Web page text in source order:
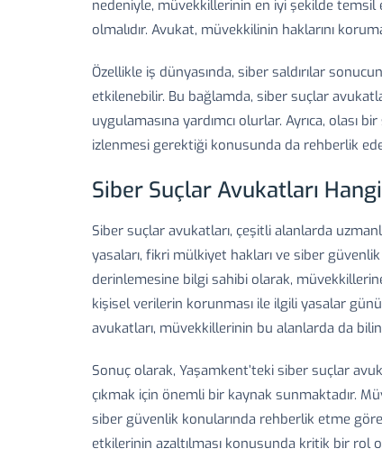
nedeniyle, müvekkillerinin en iyi şekilde
olmalıdır. Avukat, müvekkilinin haklarını
Özellikle iş dünyasında, siber saldırılar
etkilenebilir. Bu bağlamda, siber suçlar
uygulamasına yardımcı olurlar. Ayrıca, olası
izlenmesi gerektiği konusunda da rehberlik
Siber Suçlar Avukatları
Siber suçlar avukatları, çeşitli alanlarda
yasaları, fikri mülkiyet hakları ve siber
derinlemesine bilgi sahibi olarak,
kişisel verilerin korunması ile ilgili yasalar
avukatları, müvekkillerinin bu alanlarda da
Sonuç olarak, Yaşamkent’teki siber suçlar
çıkmak için önemli bir kaynak sunmaktadır.
siber güvenlik konularında rehberlik etme
etkilerinin azaltılması konusunda kritik bir rol